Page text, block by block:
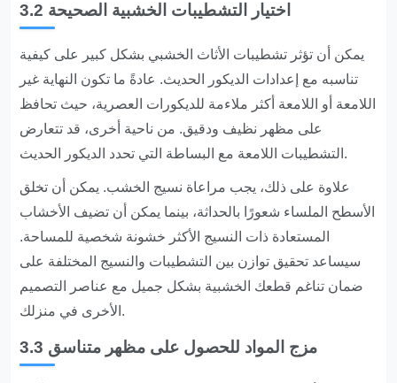
3.2 اختيار التشطيبات الخشبية الصحيحة
يمكن أن تؤثر تشطيبات الأثاث الخشبي بشكل كبير على كيفية
تناسبه مع إعدادات الديكور الحديث. عادةً ما تكون النهاية غير
اللامعة أو اللامعة أكثر ملاءمة للديكورات العصرية، حيث تحافظ
على مظهر نظيف ودقيق. من ناحية أخرى، قد تتعارض
التشطيبات اللامعة مع البساطة التي تحدد الديكور الحديث.
علاوة على ذلك، يجب مراعاة نسيج الخشب. يمكن أن تخلق
الأسطح الملساء شعورًا بالحداثة، بينما يمكن أن تضيف الأخشاب
المستعادة ذات النسيج الأكثر خشونة شخصية للمساحة.
سيساعد تحقيق توازن بين التشطيبات والنسيج المختلفة على
ضمان تناغم قطعك الخشبية بشكل جميل مع عناصر التصميم
الأخرى في منزلك.
3.3 مزج المواد للحصول على مظهر متناسق